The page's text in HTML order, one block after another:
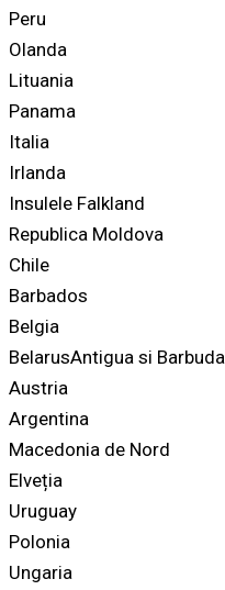
Peru
Olanda
Lituania
Panama
Italia
Irlanda
Insulele Falkland
Republica Moldova
Chile
Barbados
Belgia
BelarusAntigua si Barbuda
Austria
Argentina
Macedonia de Nord
Elveția
Uruguay
Polonia
Ungaria